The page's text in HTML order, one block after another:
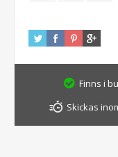
Finns i
Skickas